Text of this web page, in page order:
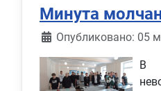
Минута
Информация о
Опубликовано: 05
В